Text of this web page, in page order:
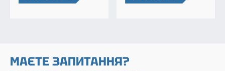
МАЄТЕ ЗАПИТАННЯ?